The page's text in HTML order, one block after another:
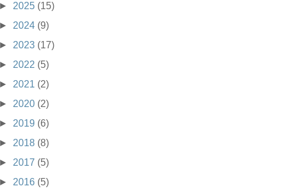
► 2025 (15)
► 2024 (9)
► 2023 (17)
► 2022 (5)
► 2021 (2)
► 2020 (2)
► 2019 (6)
► 2018 (8)
► 2017 (5)
► 2016 (5)